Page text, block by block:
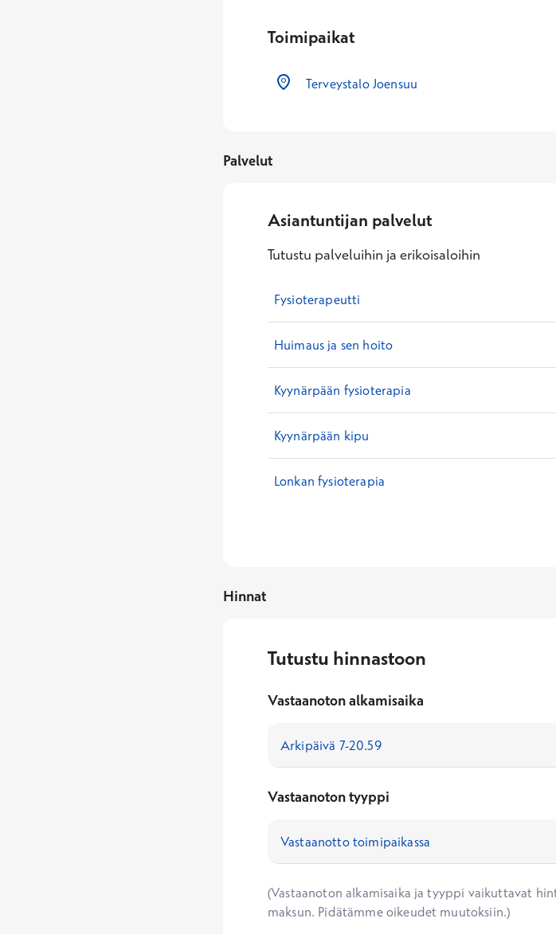
Toimipaikat
Terveystalo Joensuu
Palvelut
Asiantuntijan palvelut
Tutustu palveluihin ja erikoisaloihin
Fysioterapeutti
Huimaus ja sen hoito
Kyynärpään fysioterapia
Kyynärpään kipu
Lonkan fysioterapia
Hinnat
Tutustu hinnastoon
Vastaanoton alkamisaika
Vastaanoton tyyppi
(Vastaanoton alkamisaika ja tyyppi vaikuttavat
maksun. Pidätämme oikeudet muutoksiin.)